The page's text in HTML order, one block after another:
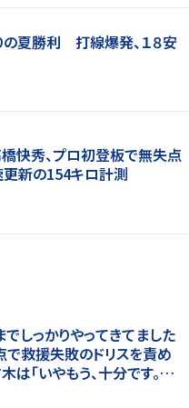
の夏勝利 打線爆発、１８安
橋快秀、プロ初登板で無失点
新の154キロ計測
でしっかりやってきてました
救援失敗のドリスを責め
「いやもう、十分です。あ
でしたか」